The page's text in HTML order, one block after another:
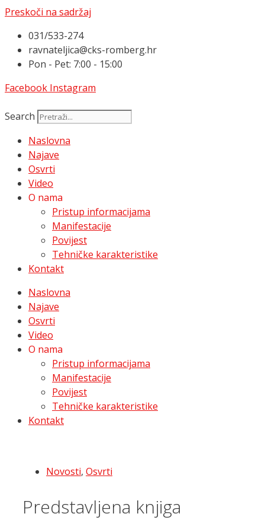
Preskoči na sadržaj
031/533-274
ravnateljica@cks-romberg.hr
Pon - Pet: 7:00 - 15:00
Facebook Instagram
Search
Naslovna
Najave
Osvrti
Video
O nama
Pristup informacijama
Manifestacije
Povijest
Tehničke karakteristike
Kontakt
Naslovna
Najave
Osvrti
Video
O nama
Pristup informacijama
Manifestacije
Povijest
Tehničke karakteristike
Kontakt
Novosti, Osvrti
Predstavljena knjiga